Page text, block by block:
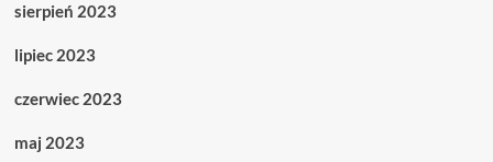
sierpień 2023
lipiec 2023
czerwiec 2023
maj 2023